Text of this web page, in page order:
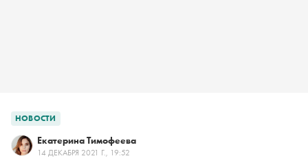
НОВОСТИ
Екатерина Тимофеева
14 ДЕКАБРЯ 2021 Г., 19:52